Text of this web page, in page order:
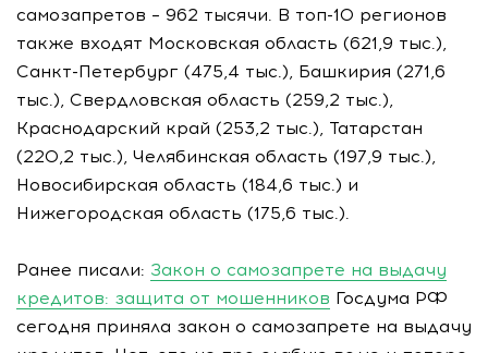
самозапретов – 962 тысячи. В топ-10 регионов
также входят Московская область (621,9 тыс.),
Санкт-Петербург (475,4 тыс.), Башкирия (271,6
тыс.), Свердловская область (259,2 тыс.),
Краснодарский край (253,2 тыс.), Татарстан
(220,2 тыс.), Челябинская область (197,9 тыс.),
Новосибирская область (184,6 тыс.) и
Нижегородская область (175,6 тыс.).
Ранее писали: Закон о самозапрете на выдачу
кредитов: защита от мошенников Госдума РФ
сегодня приняла закон о самозапрете на выдачу